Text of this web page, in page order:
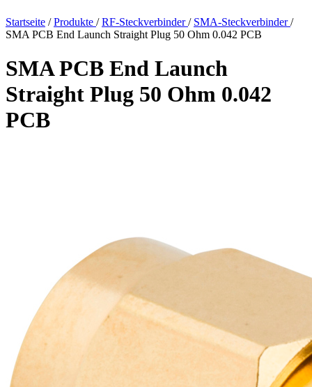
Startseite / Produkte / RF-Steckverbinder/ SMA-Steckverbinder/
SMA PCB End Launch Straight Plug 50 Ohm 0.042 PCB
SMA PCB End Launch
Straight Plug 50 Ohm 0.042
PCB